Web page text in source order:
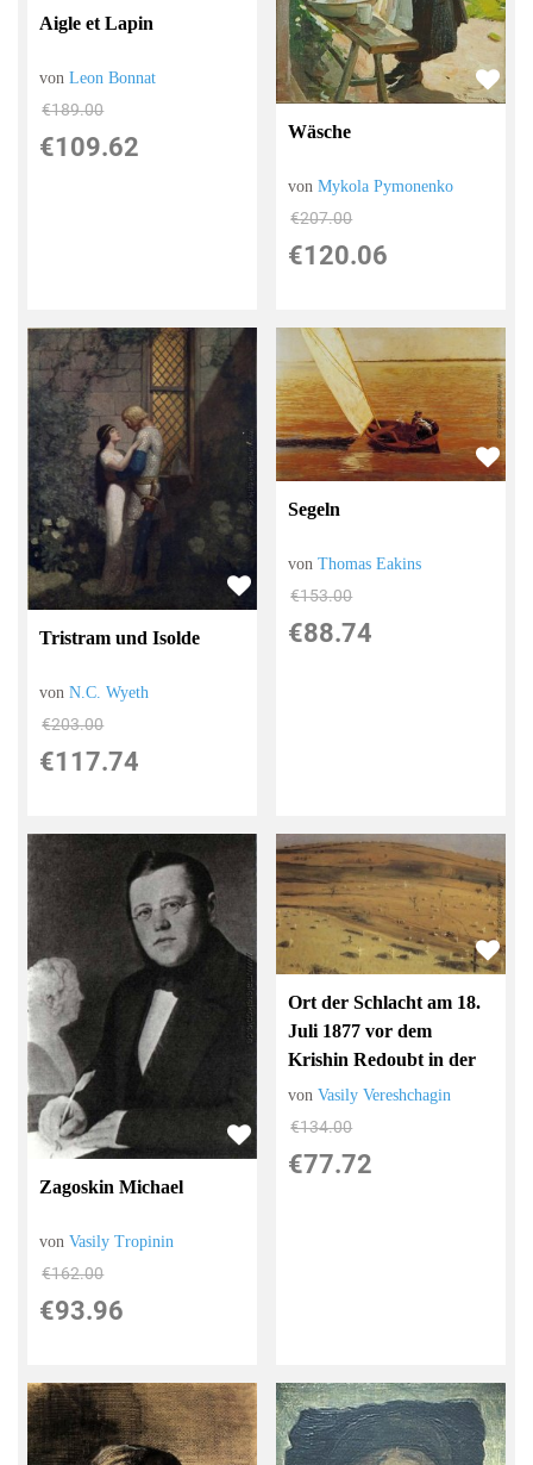
Aigle et Lapin
vonLeon Bonnat
€189.00
€109.62
Wäsche
vonMykola Pymonenko
€207.00
€120.06
Tristram und Isolde
vonN.C. Wyeth
€203.00
€117.74
Segeln
vonThomas Eakins
€153.00
€88.74
Zagoskin Michael
vonVasily Tropinin
€162.00
€93.96
Ort der Schlacht am 18.
Juli 1877 vor dem
Krishin Redoubt in der
vonVasily Vereshchagin
€134.00
€77.72